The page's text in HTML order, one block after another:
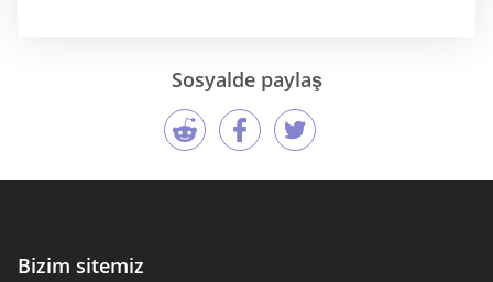
Sosyalde paylaş
Bizim sitemiz